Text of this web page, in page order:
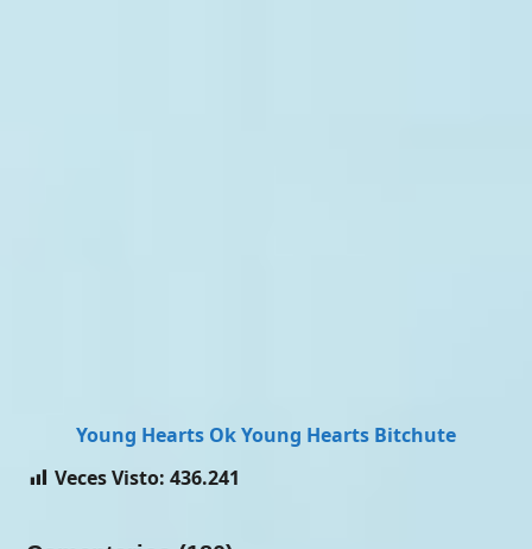
Young Hearts OkYoung Hearts Bitchute
Veces Visto: 436.241